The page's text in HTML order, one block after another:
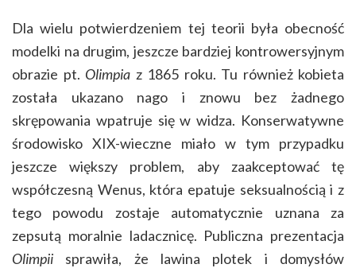
Dla wielu potwierdzeniem tej teorii była obecność
modelki na drugim, jeszcze bardziej kontrowersyjnym
obrazie pt. Olimpia z 1865 roku. Tu również kobieta
została ukazano nago i znowu bez żadnego
skrępowania wpatruje się w widza. Konserwatywne
środowisko XIX-wieczne miało w tym przypadku
jeszcze większy problem, aby zaakceptować tę
współczesną Wenus, która epatuje seksualnością i z
tego powodu zostaje automatycznie uznana za
zepsutą moralnie ladacznicę. Publiczna prezentacja
Olimpii sprawiła, że lawina plotek i domysłów